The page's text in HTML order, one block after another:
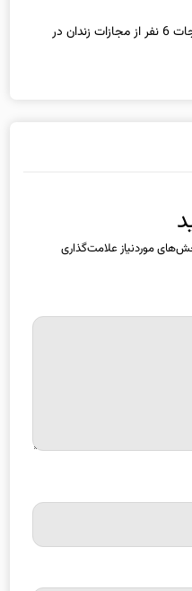
تداوم کمک مومنانه با نجات 6 نفر از مجازات زندان در
موردنیاز علامت‌گذاری